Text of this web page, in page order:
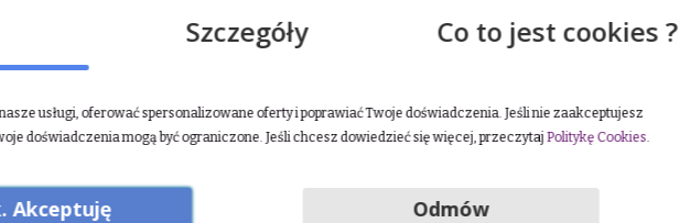
na całym świecie siatki na siano Proffesional oraz Plain Pro to absolutne bestsellery z
wieszaki, eleganckie fraki, mocne derki siatkowe, czy wysokojakościowe ogłowia i
producent.
.
Szczegóły Co to jest cookies ?
usługi, oferować spersonalizowane oferty i poprawiać Twoje doświadczenia. Jeśli nie zaakceptujesz
doświadczenia mogą być ograniczone. Jeśli chcesz dowiedzieć się więcej, przeczytaj Politykę Cookies
Akceptuję Odmów